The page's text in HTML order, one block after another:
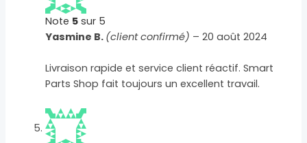
Note 5 sur 5
Yasmine B. (client confirmé) – 20 août 2024
Livraison rapide et service client réactif. Smart
Parts Shop fait toujours un excellent travail.